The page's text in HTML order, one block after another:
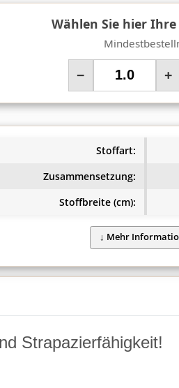
Wählen Sie hier
− +
Stoffart:
Zusammensetzung:
Stoffbreite (cm):
Strapazierfähigkeit!